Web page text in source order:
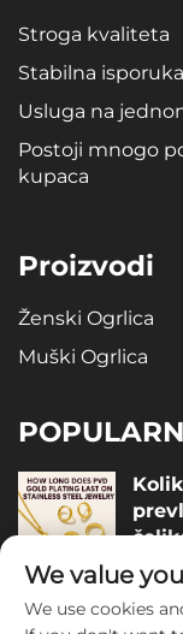
Stroga kvaliteta
Stabilna isporuka
Usluga na
Postoji mnogo
kupaca
Proizvodi
Ženski Ogrlica
Muški Ogrlica
We value
We use cookies